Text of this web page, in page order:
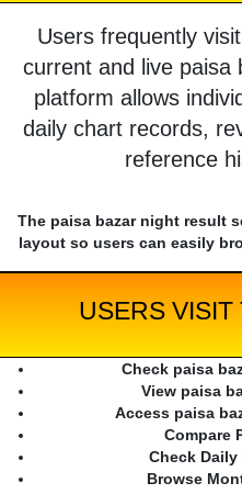
Users frequently
current and live paisa
platform allows
daily chart records,
reference
The paisa bazar night result
layout so users can easily
USERS VISIT
Check paisa
View paisa
Access paisa
Compare
Check
Browse